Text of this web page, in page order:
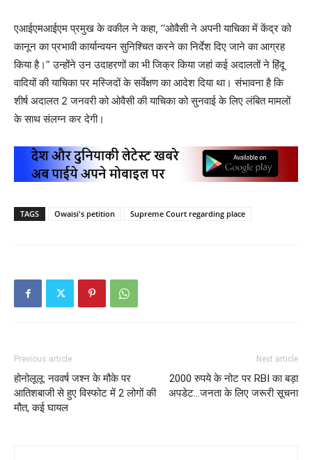
एआईएमआईएम प्रमुख के वकील ने कहा, ‘‘ओवैसी ने अपनी याचिका में केंद्र को
कानून का प्रभावी कार्यान्वयन सुनिश्चित करने का निर्देश दिए जाने का आग्रह
किया है।” उन्होंने उन उदाहरणों का भी जिक्र किया जहां कई अदालतों ने हिंदू
वादियों की याचिका पर मस्जिदों के सर्वेक्षण का आदेश दिया था। संभावना है कि
शीर्ष अदालत 2 जनवरी को ओवैसी की याचिका को सुनवाई के लिए लंबित मामलों
के साथ संलग्न कर देगी।
TAGS Owaisi's petition Supreme Court regarding place
Previous article
होनोलूलू: नववर्ष जश्न के मौके पर
आतिशबाजी से हुए विस्फोट में 2 लोगों की
मौत, कई घायल
Next article
2000 रुपये के नोट पर RBI का बड़ा
अपडेट…जनता के लिए जरूरी सूचना